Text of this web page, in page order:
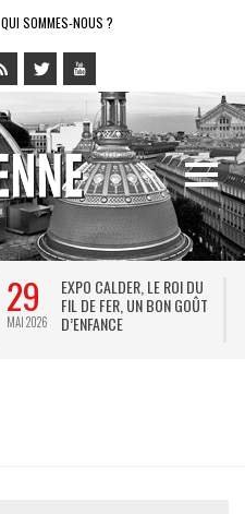
QUI SOMMES-NOUS ?
29
MAI 2026
EXPO CALDER, LE ROI DU
FIL DE FER, UN BON GOÛT
D’ENFANCE